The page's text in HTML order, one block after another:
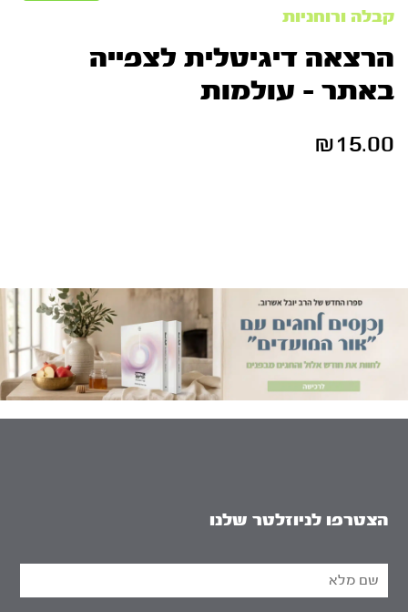
קבלה ורוחניות
הרצאה דיגיטלית לצפייה
באתר – עולמות
₪15.00
הצטרפו לניוזלטר שלנו